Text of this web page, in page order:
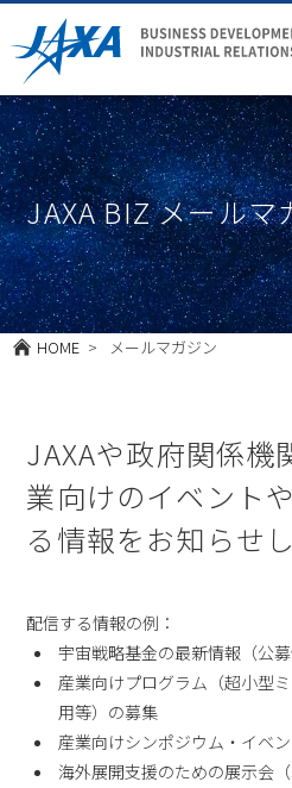
JAXA BIZ メールマ
HOME メールマガジン
JAXAや政府関係機
業向けのイベントや
る情報をお知らせし
配信する情報の例：
宇宙戦略基金の最新情報（公募
産業向けプログラム（超小型
用等）の募集
産業向けシンポジウム・イベ
海外展開支援のための展示会（